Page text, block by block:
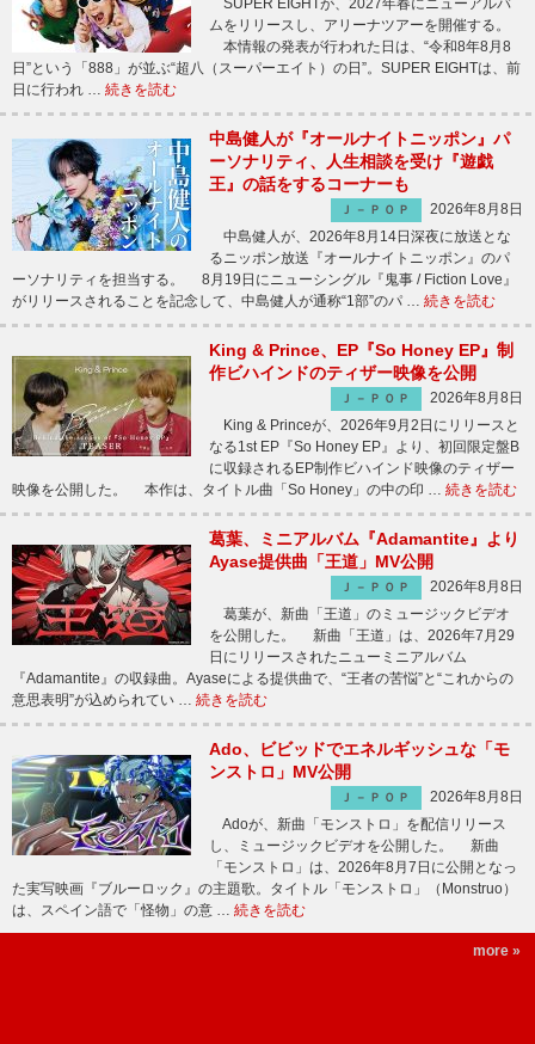
SUPER EIGHTが、2027年春にニューアルバ
ムをリリースし、アリーナツアーを開催する。
本情報の発表が行われた日は、“令和8年8月8
日”という「888」が並ぶ“超八（スーパーエイト）の日”。SUPER EIGHTは、前
日に行われ … 続きを読む
中島健人が『オールナイトニッポン』パ
ーソナリティ、人生相談を受け『遊戯
王』の話をするコーナーも
Ｊ－ＰＯＰ
2026年8月8日
中島健人が、2026年8月14日深夜に放送とな
るニッポン放送『オールナイトニッポン』のパ
ーソナリティを担当する。 8月19日にニューシングル『鬼事 / Fiction Love』
がリリースされることを記念して、中島健人が通称“1部”のパ … 続きを読む
King & Prince、EP『So Honey EP』制
作ビハインドのティザー映像を公開
Ｊ－ＰＯＰ
2026年8月8日
King & Princeが、2026年9月2日にリリースと
なる1st EP『So Honey EP』より、初回限定盤B
に収録されるEP制作ビハインド映像のティザー
映像を公開した。 本作は、タイトル曲「So Honey」の中の印 … 続きを読む
葛葉、ミニアルバム『Adamantite』より
Ayase提供曲「王道」MV公開
Ｊ－ＰＯＰ
2026年8月8日
葛葉が、新曲「王道」のミュージックビデオ
を公開した。 新曲「王道」は、2026年7月29
日にリリースされたニューミニアルバム
『Adamantite』の収録曲。Ayaseによる提供曲で、“王者の苦悩”と“これからの
意思表明”が込められてい … 続きを読む
Ado、ビビッドでエネルギッシュな「モ
ンストロ」MV公開
Ｊ－ＰＯＰ
2026年8月8日
Adoが、新曲「モンストロ」を配信リリース
し、ミュージックビデオを公開した。 新曲
「モンストロ」は、2026年8月7日に公開となっ
た実写映画『ブルーロック』の主題歌。タイトル「モンストロ」（Monstruo）
は、スペイン語で「怪物」の意 … 続きを読む
more »